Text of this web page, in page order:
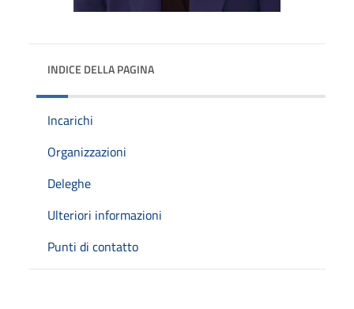
INDICE DELLA PAGINA
Incarichi
Organizzazioni
Deleghe
Ulteriori informazioni
Punti di contatto